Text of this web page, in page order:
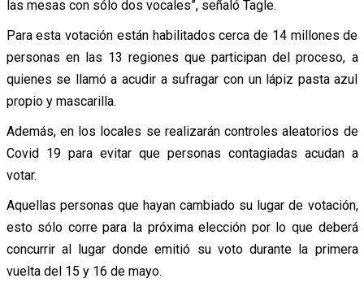
las mesas con sólo dos vocales”, señaló Tagle.
Para esta votación están habilitados cerca de 14 millones de
personas en las 13 regiones que participan del proceso, a
quienes se llamó a acudir a sufragar con un lápiz pasta azul
propio y mascarilla.
Además, en los locales se realizarán controles aleatorios de
Covid 19 para evitar que personas contagiadas acudan a
votar.
Aquellas personas que hayan cambiado su lugar de votación,
esto sólo corre para la próxima elección por lo que deberá
concurrir al lugar donde emitió su voto durante la primera
vuelta del 15 y 16 de mayo.